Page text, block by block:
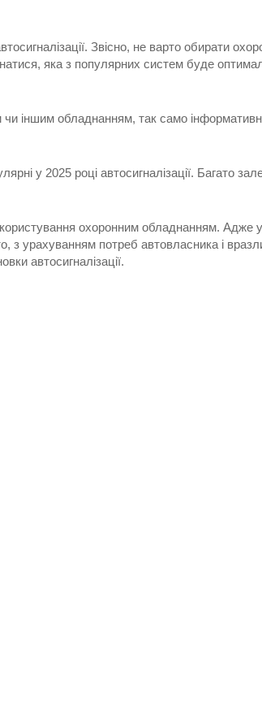
Звісно, не варто обирати
яка з популярних систем буде
чи іншим обладнанням, так само
у 2025 році автосигналізації. Багато
охоронним обладнанням. Адже
з урахуванням потреб автовласника і
автосигналізації.